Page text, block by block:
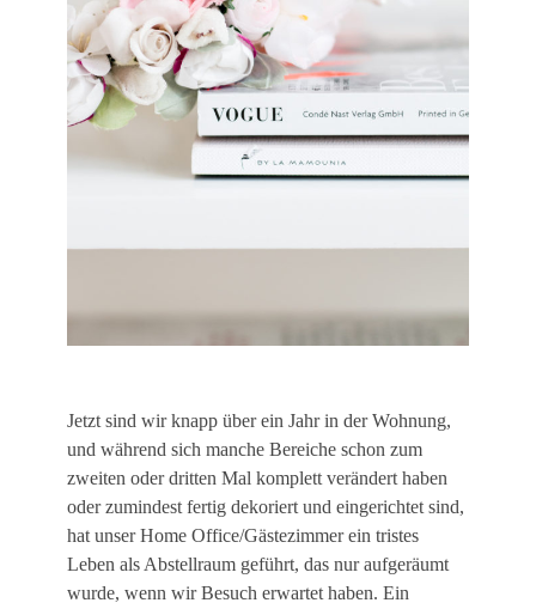
Jetzt sind wir knapp über ein Jahr in der Wohnung,
und während sich manche Bereiche schon zum
zweiten oder dritten Mal komplett verändert haben
oder zumindest fertig dekoriert und eingerichtet sind,
hat unser Home Office/Gästezimmer ein tristes
Leben als Abstellraum geführt, das nur aufgeräumt
wurde, wenn wir Besuch erwartet haben. Ein